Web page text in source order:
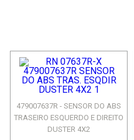
479007637R - SENSOR DO ABS
TRASEIRO ESQUERDO E DIREITO
DUSTER 4X2